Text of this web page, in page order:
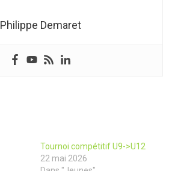
Philippe Demaret
Tournoi compétitif U9->U12
22 mai 2026